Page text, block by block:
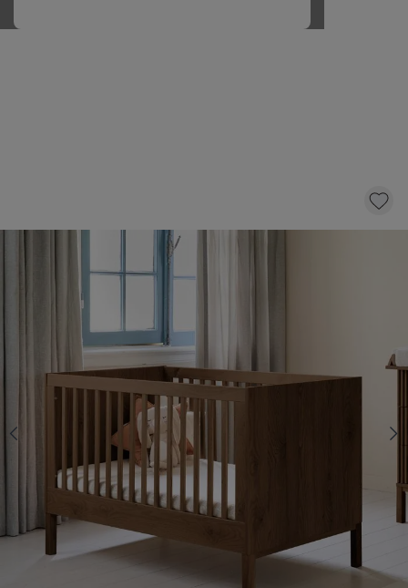
MEEGROEIBED «JAPANDI» | 70 X 140 CM |
WENGE
KLIK EN BESTEL
Kies een matras met 10 € korting
PEUTERMATRAS «NOVA» PREMIUM
SCHUIM | 70 X 140 CM
89,95